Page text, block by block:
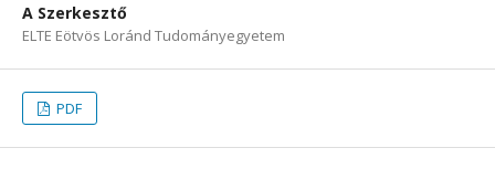
A Szerkesztő
ELTE Eötvös Loránd Tudományegyetem
PDF